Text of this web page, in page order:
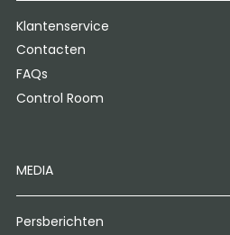
Klantenservice
Contacten
FAQs
Control Room
MEDIA
Persberichten